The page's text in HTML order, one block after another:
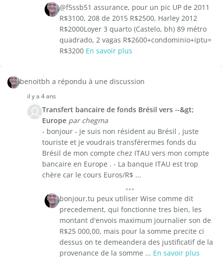
@f5ssb51 assurance, pour un pic UP de 2011
R$3100, 208 de 2015 R$2500, Harley 2012
R$2000Loyer 3 quarto (Castelo, bh) 89 métro
quadrado, 2 vagas R$2600+condominio+iptu=
R$3200 En savoir plus
benoitbh a répondu à une discussion
il y a 4 ans
Transfert bancaire de fonds Brésil vers --&gt;
Europe par chegma
- bonjour - je suis non résident au Brésil , juste
touriste et je voudrais transférermes fonds du
Brésil de mon compte chez ITAU vers mon compte
bancaire en Europe . - La banque ITAU est trop
chère car le cours Euros/R$ ...
bonjour,tu peux utiliser Wise comme dit
precedement, qui fonctionne tres bien, les
montant d'envois maximum journalier son de
R$25 000,00, mais pour la somme precite ci
dessus on te demeandera des justificatif de la
provenance de la somme ... En savoir plus